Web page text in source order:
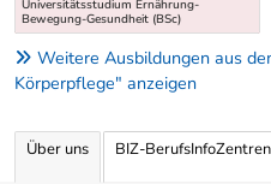
Universitätsstudium Ernährung-
Bewegung-Gesundheit (BSc)
Weitere Ausbildungen aus
Körperpflege" anzeigen
Über uns BIZ-BerufsInfoZentren